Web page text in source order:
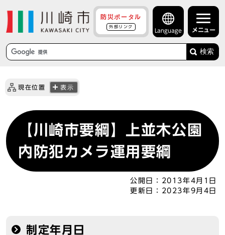
防災ポータル
外部リンク
Language メニュー
検索
現在位置 表示
【川崎市要綱】上並木公園
内防犯カメラ運用要綱
公開日：
2013年4月1日
更新日：
2023年9月4日
制定年月日